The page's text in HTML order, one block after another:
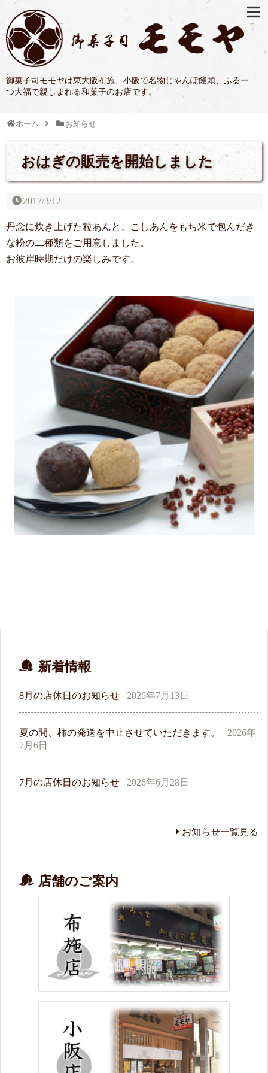
御菓子司モモヤは東大阪布施、小阪で名物じゃんぽ饅頭、ふるー
つ大福で親しまれる和菓子のお店です。
ホーム お知らせ
おはぎの販売を開始しました
2017/3/12
丹念に炊き上げた粒あんと、こしあんをもち米で包んだき
な粉の二種類をご用意しました。
お彼岸時期だけの楽しみです。
新着情報
8月の店休日のお知らせ 2026年7月13日
夏の間、柿の発送を中止させていただきます。
2026年
7月6日
7月の店休日のお知らせ 2026年6月28日
お知らせ一覧見る
店舗のご案内